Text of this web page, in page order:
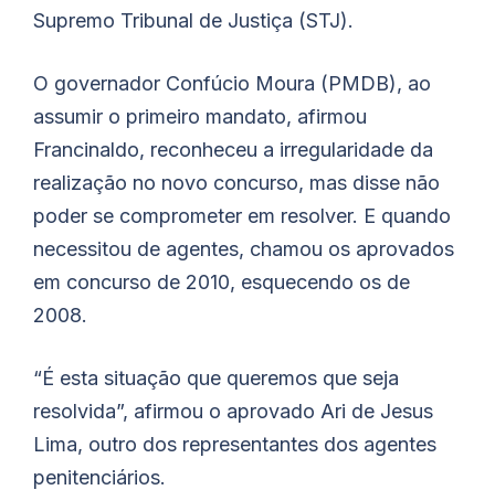
Supremo Tribunal de Justiça (STJ).
O governador Confúcio Moura (PMDB), ao
assumir o primeiro mandato, afirmou
Francinaldo, reconheceu a irregularidade da
realização no novo concurso, mas disse não
poder se comprometer em resolver. E quando
necessitou de agentes, chamou os aprovados
em concurso de 2010, esquecendo os de
2008.
“É esta situação que queremos que seja
resolvida”, afirmou o aprovado Ari de Jesus
Lima, outro dos representantes dos agentes
penitenciários.